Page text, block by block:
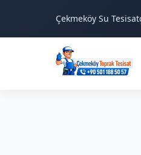
Çekmeköy Su